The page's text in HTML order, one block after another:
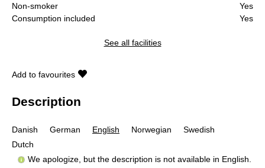
Non-smoker
Yes
Consumption included
Yes
See all facilities
Add to favourites
Description
Danish German English Norwegian
Swedish
Dutch
We apologize, but the description is not available in English.